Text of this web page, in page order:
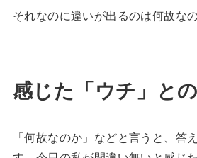
それなのに違いが出るのは何故な
感じた「ウチ」と
「何故なのか」などと言うと、答